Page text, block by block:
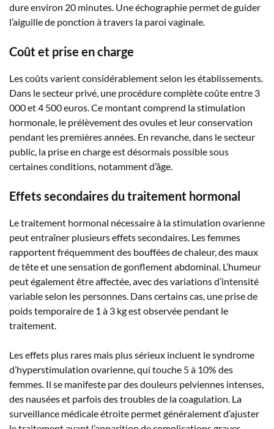
dure environ 20 minutes. Une échographie permet de guider
l’aiguille de ponction à travers la paroi vaginale.
Coût et prise en charge
Les coûts varient considérablement selon les établissements.
Dans le secteur privé, une procédure complète coûte entre 3
000 et 4 500 euros. Ce montant comprend la stimulation
hormonale, le prélèvement des ovules et leur conservation
pendant les premières années. En revanche, dans le secteur
public, la prise en charge est désormais possible sous
certaines conditions, notamment d’âge.
Effets secondaires du traitement hormonal
Le traitement hormonal nécessaire à la stimulation ovarienne
peut entraîner plusieurs effets secondaires. Les femmes
rapportent fréquemment des bouffées de chaleur, des maux
de tête et une sensation de gonflement abdominal. L’humeur
peut également être affectée, avec des variations d’intensité
variable selon les personnes. Dans certains cas, une prise de
poids temporaire de 1 à 3 kg est observée pendant le
traitement.
Les effets plus rares mais plus sérieux incluent le syndrome
d’hyperstimulation ovarienne, qui touche 5 à 10% des
femmes. Il se manifeste par des douleurs pelviennes intenses,
des nausées et parfois des troubles de la coagulation. La
surveillance médicale étroite permet généralement d’ajuster